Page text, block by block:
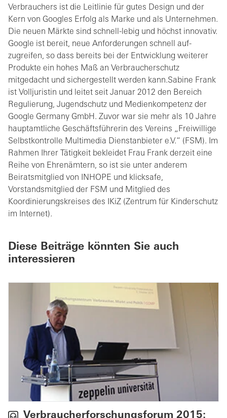
Verbrauchers ist die Leitlinie für gutes Design und der
Kern von Googles Erfolg als Marke und als Unternehmen.
Die neuen Märkte sind schnell-lebig und höchst innovativ.
Google ist bereit, neue Anforderungen schnell auf-
zugreifen, so dass bereits bei der Entwicklung weiterer
Produkte ein hohes Maß an Verbraucherschutz
mitgedacht und sichergestellt werden kann.Sabine Frank
ist Volljuristin und leitet seit Januar 2012 den Bereich
Regulierung, Jugendschutz und Medienkompetenz der
Google Germany GmbH. Zuvor war sie mehr als 10 Jahre
hauptamtliche Geschäftsführerin des Vereins „Freiwillige
Selbstkontrolle Multimedia Dienstanbieter e.V.“ (FSM). Im
Rahmen Ihrer Tätigkeit bekleidet Frau Frank derzeit eine
Reihe von Ehrenämtern, so ist sie unter anderem
Beiratsmitglied von INHOPE und klicksafe,
Vorstandsmitglied der FSM und Mitglied des
Koordinierungskreises des IKiZ (Zentrum für Kinderschutz
im Internet).
Diese Beiträge könnten Sie auch
interessieren
Verbraucherforschungsforum 2015: